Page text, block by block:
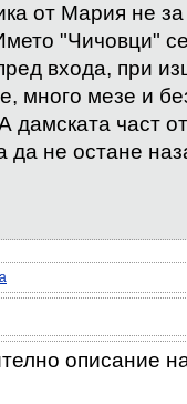
от Мария не
"Чичовци"
входа, при
много мезе и
част
не остане
описание